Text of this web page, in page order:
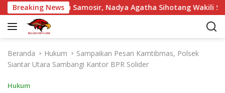
a
Breaking News
Pintu Samosir, Nadya Agatha Sihotang Wakili Sumut di
Beranda Hukum
Sampaikan Pesan Kamtibmas, Polsek
Siantar Utara Sambangi Kantor BPR Solider
Hukum